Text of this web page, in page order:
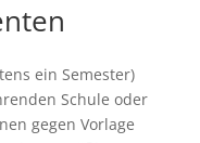
ein Semester)
Schule oder
gegen Vorlage